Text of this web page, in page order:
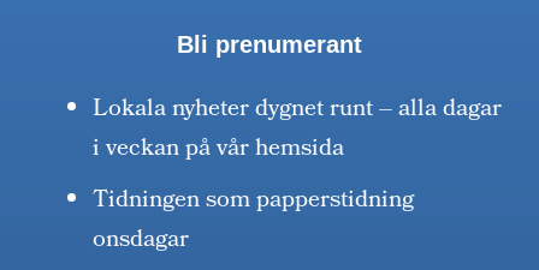
Bli prenumerant
Lokala nyheter dygnet runt – alla dagar
i veckan på vår hemsida
Tidningen som papperstidning
onsdagar